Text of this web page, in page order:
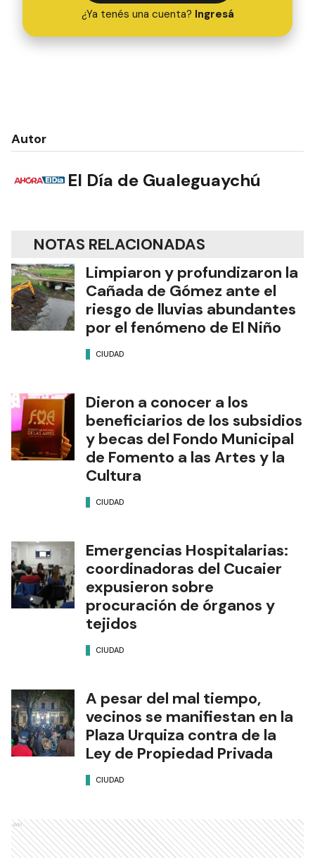
¿Ya tenés una cuenta? Ingresá
Autor
El Día de Gualeguaychú
NOTAS RELACIONADAS
Limpiaron y profundizaron la
Cañada de Gómez ante el
riesgo de lluvias abundantes
por el fenómeno de El Niño
CIUDAD
Dieron a conocer a los
beneficiarios de los subsidios
y becas del Fondo Municipal
de Fomento a las Artes y la
Cultura
CIUDAD
Emergencias Hospitalarias:
coordinadoras del Cucaier
expusieron sobre
procuración de órganos y
tejidos
CIUDAD
A pesar del mal tiempo,
vecinos se manifiestan en la
Plaza Urquiza contra de la
Ley de Propiedad Privada
CIUDAD
Ads